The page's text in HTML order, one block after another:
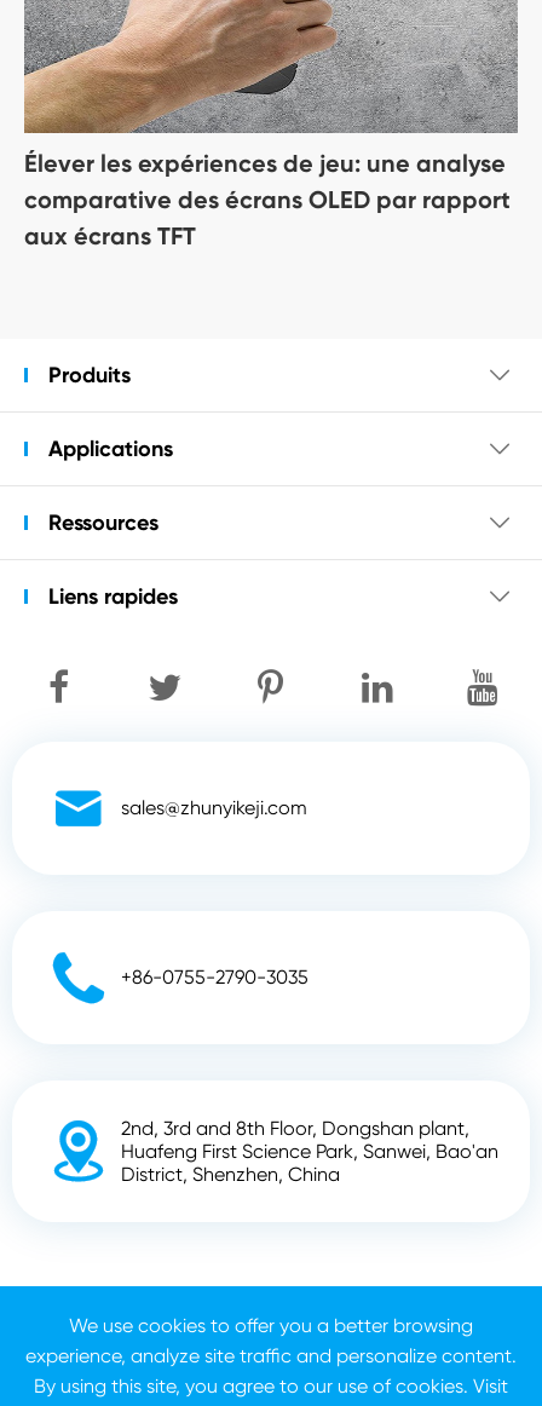
Élever les expériences de jeu: une analyse
comparative des écrans OLED par rapport
aux écrans TFT
Produits 
Applications 
Ressources 
Liens rapides 
 sales@zhunyikeji.com
 +86-0755-2790-3035

2nd, 3rd and 8th Floor, Dongshan plant,
Huafeng First Science Park, Sanwei, Bao'an
District, Shenzhen, China
Tous droits réservés.
Plan du site
Politique de confidentialité
We use cookies to offer you a better browsing
experience, analyze site traffic and personalize content.
By using this site, you agree to our use of cookies. Visit